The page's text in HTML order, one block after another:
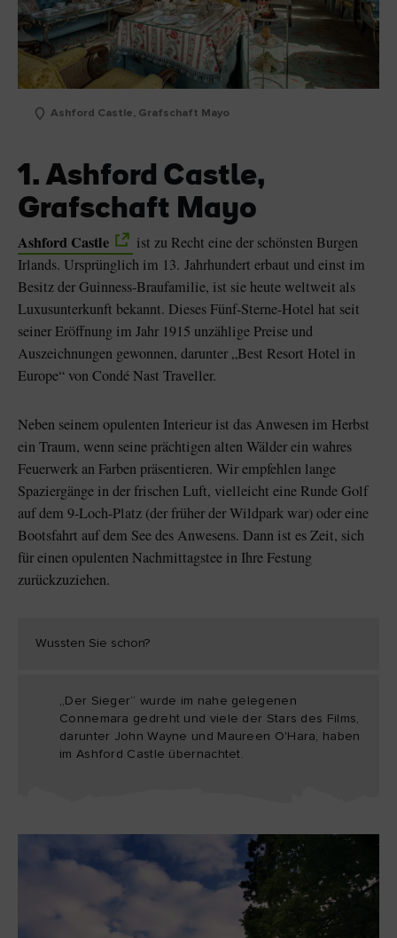
Ashford Castle, Grafschaft Mayo
1. Ashford Castle,
Grafschaft Mayo
Ashford Castle
ist zu Recht eine der schönsten Burgen
Irlands. Ursprünglich im 13. Jahrhundert erbaut und einst im
Besitz der Guinness-Braufamilie, ist sie heute weltweit als
Luxusunterkunft bekannt. Dieses Fünf-Sterne-Hotel hat seit
seiner Eröffnung im Jahr 1915 unzählige Preise und
Auszeichnungen gewonnen, darunter „Best Resort Hotel in
Europe“ von Condé Nast Traveller.
Neben seinem opulenten Interieur ist das Anwesen im Herbst
ein Traum, wenn seine prächtigen alten Wälder ein wahres
Feuerwerk an Farben präsentieren. Wir empfehlen lange
Spaziergänge in der frischen Luft, vielleicht eine Runde Golf
auf dem 9-Loch-Platz (der früher der Wildpark war) oder eine
Bootsfahrt auf dem See des Anwesens. Dann ist es Zeit, sich
für einen opulenten Nachmittagstee in Ihre Festung
zurückzuziehen.
Wussten Sie schon?
„Der Sieger“ wurde im nahe gelegenen
Connemara gedreht und viele der Stars des Films,
darunter John Wayne und Maureen O'Hara, haben
im Ashford Castle übernachtet.